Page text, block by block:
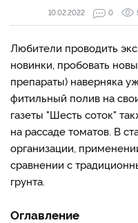
10.02.2022
0
Любители проводить
новинки, пробовать
препараты) наверняка
фитильный полив на
газеты "Шесть соток"
на рассаде томатов. В
организации,
сравнении с
грунта.
Оглавление